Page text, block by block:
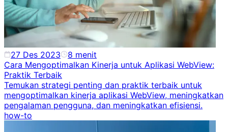
27 Des 2023 8 menit
Cara Mengoptimalkan Kinerja untuk Aplikasi WebView:
Praktik Terbaik
Temukan strategi penting dan praktik terbaik untuk
mengoptimalkan kinerja aplikasi WebView, meningkatkan
pengalaman pengguna, dan meningkatkan efisiensi.
how-to